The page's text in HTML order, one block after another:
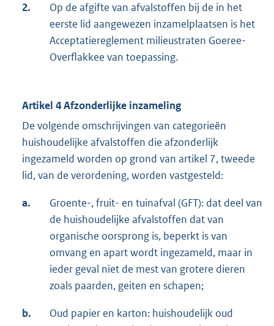
2.
Op de afgifte van afvalstoffen bij de in het
eerste lid aangewezen inzamelplaatsen is het
Acceptatiereglement milieustraten Goeree-
Overflakkee van toepassing.
Artikel 4 Afzonderlijke inzameling
De volgende omschrijvingen van categorieën
huishoudelijke afvalstoffen die afzonderlijk
ingezameld worden op grond van artikel 7, tweede
lid, van de verordening, worden vastgesteld:
a.
Groente-, fruit- en tuinafval (GFT): dat deel van
de huishoudelijke afvalstoffen dat van
organische oorsprong is, beperkt is van
omvang en apart wordt ingezameld, maar in
ieder geval niet de mest van grotere dieren
zoals paarden, geiten en schapen;
b.
Oud papier en karton: huishoudelijk oud